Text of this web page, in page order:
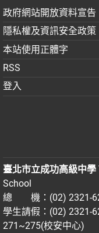
政府網站開放資料宣告
隱私權及資訊安全政策
本站使用正體字
RSS
登入
臺北市立成功高級中學
School
總 機：(02) 2321-
學生請假：(02) 2321-
271~275(校安中心)